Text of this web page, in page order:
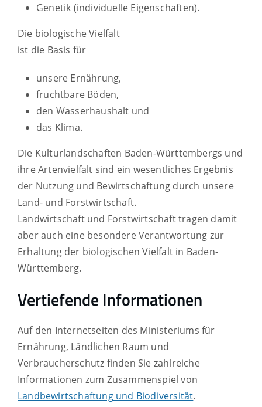
Genetik (individuelle Eigenschaften).
Die biologische Vielfalt
ist die Basis für
unsere Ernährung,
fruchtbare Böden,
den Wasserhaushalt und
das Klima.
Die Kulturlandschaften Baden-Württembergs und
ihre Artenvielfalt sind ein wesentliches Ergebnis
der Nutzung und Bewirtschaftung durch unsere
Land- und Forstwirtschaft.
Landwirtschaft und Forstwirtschaft tragen damit
aber auch eine besondere Verantwortung zur
Erhaltung der biologischen Vielfalt in Baden-
Württemberg.
Vertiefende Informationen
Auf den Internetseiten des Ministeriums für
Ernährung, Ländlichen Raum und
Verbraucherschutz finden Sie zahlreiche
Informationen zum Zusammenspiel von
Landbewirtschaftung und Biodiversität.